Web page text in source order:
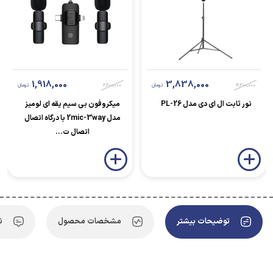
4,300,000
3,838,000 تومان
نور ثابت ال ای دی مدل PL-26
2,200,000
1,918,000 تومان
میکروفون بی سیم یقه ای لومیز
مدل 2mic-3way با درگاه اتصال
اتصال ت...
توضیحات بیشتر مشخصات محصول